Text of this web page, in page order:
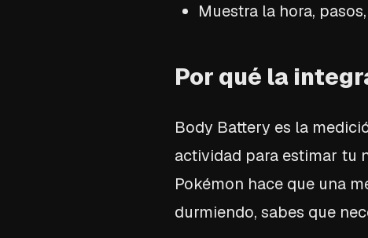
Muestra la hora,
Por qué la
Body Battery es la
actividad para estimar tu
Pokémon hace que una
durmiendo, sabes que